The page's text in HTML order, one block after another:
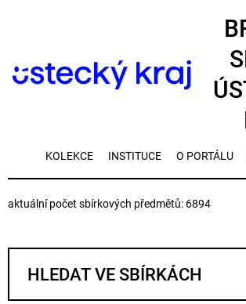
KOLEKCE INSTITUCE O PORTÁLU
aktuální počet sbírkových předmětů: 6894